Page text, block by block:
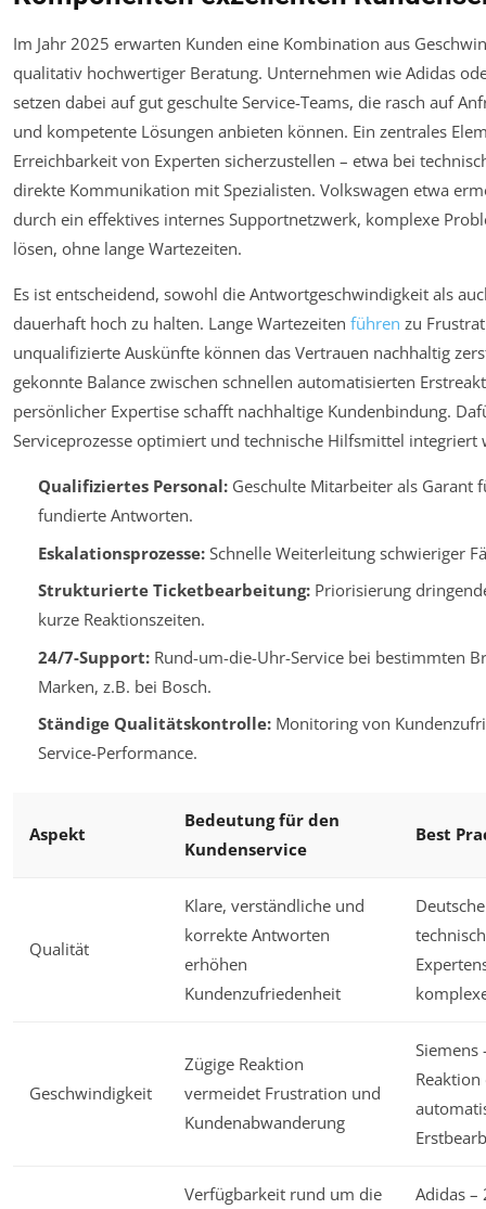
Im Jahr 2025 erwarten Kunden eine Kombination aus
qualitativ hochwertiger Beratung. Unternehmen wie Adidas
setzen dabei auf gut geschulte Service-Teams, die rasch auf
und kompetente Lösungen anbieten können. Ein zentrales
Erreichbarkeit von Experten sicherzustellen – etwa bei
direkte Kommunikation mit Spezialisten. Volkswagen etwa
durch ein effektives internes Supportnetzwerk, komplexe
lösen, ohne lange Wartezeiten.
Es ist entscheidend, sowohl die Antwortgeschwindigkeit als
dauerhaft hoch zu halten. Lange Wartezeiten führen zu
unqualifizierte Auskünfte können das Vertrauen nachhaltig
gekonnte Balance zwischen schnellen automatisierten
persönlicher Expertise schafft nachhaltige Kundenbindung.
Serviceprozesse optimiert und technische Hilfsmittel integriert
Qualifiziertes Personal:Geschulte Mitarbeiter als Garant
fundierte Antworten.
Eskalationsprozesse:Schnelle Weiterleitung schwieriger
Strukturierte Ticketbearbeitung:Priorisierung
kurze Reaktionszeiten.
24/7-Support:Rund-um-die-Uhr-Service bei bestimmten
Marken, z.B. bei Bosch.
Ständige Qualitätskontrolle:Monitoring von
Service-Performance.
Aspekt
Bedeutung für den
Kundenservice
Best
Qualität
Klare, verständliche und
korrekte Antworten
erhöhen
Kundenzufriedenheit
Geschwindigkeit
Zügige Reaktion
vermeidet Frustration und
Kundenabwanderung
Siemens
Verfügbarkeit rund um die
Adidas –